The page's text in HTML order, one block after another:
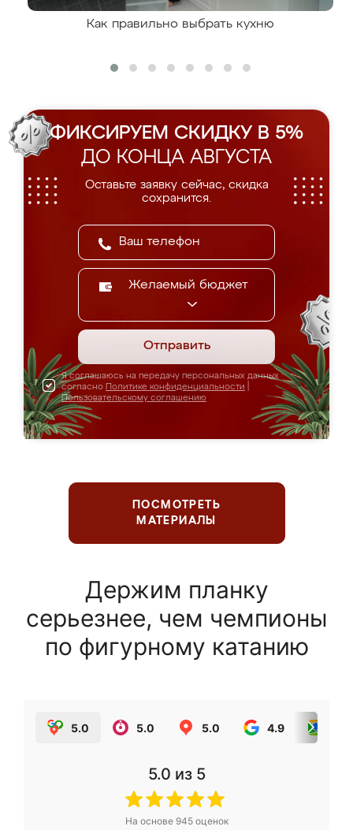
Как правильно выбрать кухню
ФИКСИРУЕМ СКИДКУ В 5%
ДО КОНЦА АВГУСТА
Оставьте заявку сейчас, скидка
сохранится.
Желаемый бюджет
Отправить
Я соглашаюсь на передачу персональных данных
согласно Политике конфиденциальности
Пользовательскому соглашению
ПОСМОТРЕТЬ
МАТЕРИАЛЫ
Держим планку
серьезнее, чем чемпионы
по фигурному катанию
5.0 5.0 5.0 4.9
5.0 из 5
На основе 945оценок